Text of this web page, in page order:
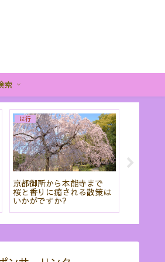
索
か行
迫力の龍や襖絵・庭園を堪
能!座禅もできる建仁寺を紹
介!御朱印も!